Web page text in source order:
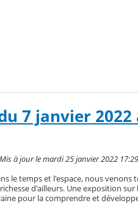
7 janvier 2022
à jour le mardi 25 janvier 2022 17:29
le temps et l'espace, nous venons
d'ailleurs. Une exposition
pour la comprendre et